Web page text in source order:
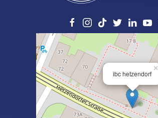
ibc hetzendorf
×